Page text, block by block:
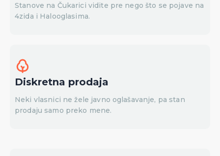
Stanove na Čukarici vidite pre nego što se pojave na
4zida i Halooglasima.
Diskretna prodaja
Neki vlasnici ne žele javno oglašavanje, pa stan
prodaju samo preko mene.